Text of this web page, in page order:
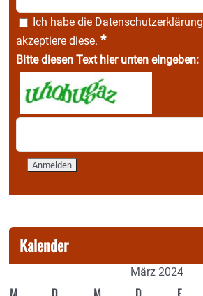
Ich habe die Datenschutzerklärung
akzeptiere diese. *
Bitte diesen Text hier unten eingeben:
Kalender
März 2024